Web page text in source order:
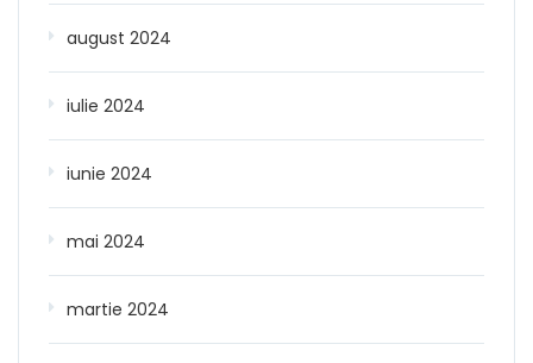
august 2024
iulie 2024
iunie 2024
mai 2024
martie 2024